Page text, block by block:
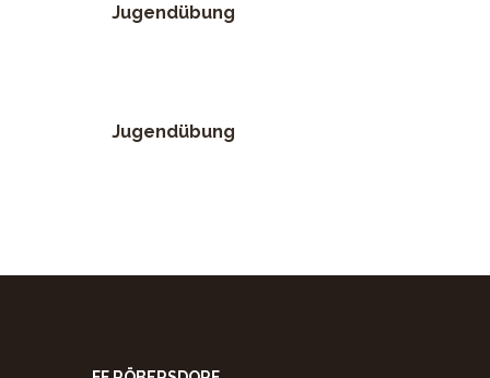
Jugendübung
Jugendübung